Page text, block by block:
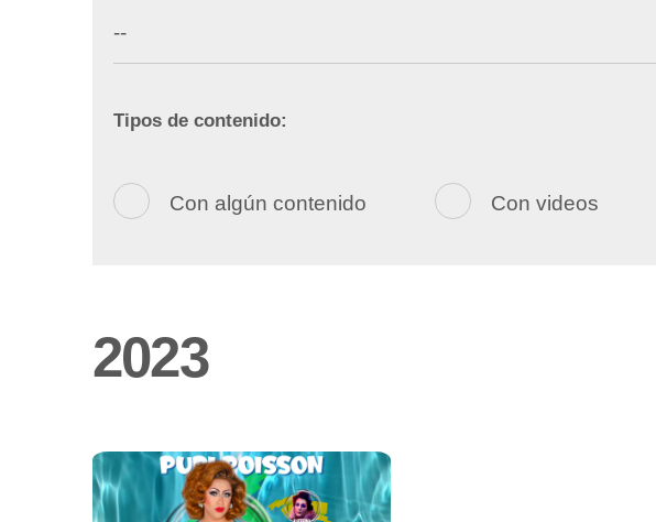
Tipos de contenido:
Con algún contenido Con videos
2023